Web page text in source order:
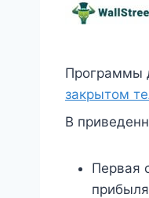
Программы
закрытом
В
Первая